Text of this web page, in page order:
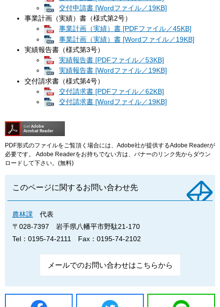
交付申請書 [Wordファイル／19KB]
事業計画（実績）書（様式第2号）
事業計画（実績）書 [PDFファイル／45KB]
事業計画（実績）書 [Wordファイル／19KB]
実績報告書（様式第3号）
実績報告書 [PDFファイル／53KB]
実績報告書 [Wordファイル／19KB]
交付請求書（様式第4号）
交付請求書 [PDFファイル／62KB]
交付請求書 [Wordファイル／19KB]
PDF形式のファイルをご覧頂く場合には、Adobe社が提供するAdobe Readerが
必要です。
Adobe Readerをお持ちでない方は、バナーのリンク先からダウン
ロードして下さい。(無料)
このページに関するお問い合わせ先
農林課
代表
〒028-7397
岩手県八幡平市野駄21-170
Tel：0195-74-2111
Fax：0195-74-2102
メールでのお問い合わせはこちらから